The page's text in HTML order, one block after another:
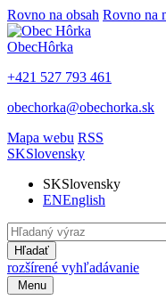
Rovno na obsah Rovno na
ObecHôrka
+421 527 793 461
obechorka@obechorka.sk
Mapa webu RSS
SKSlovensky
SKSlovensky
ENEnglish
Hľadať
rozšírené vyhľadávanie
Menu